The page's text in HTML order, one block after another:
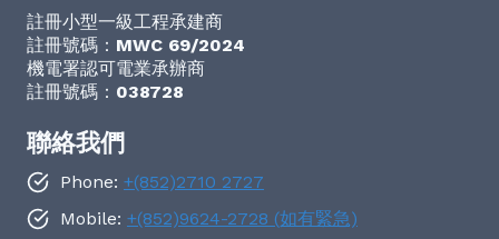
註冊小型一級工程承建商
註冊號碼： MWC 69/2024
機電署認可電業承辦商
註冊號碼： 038728
聯絡我們
Phone: +(852)2710 2727
Mobile: +(852)9624-2728 (如有緊急)